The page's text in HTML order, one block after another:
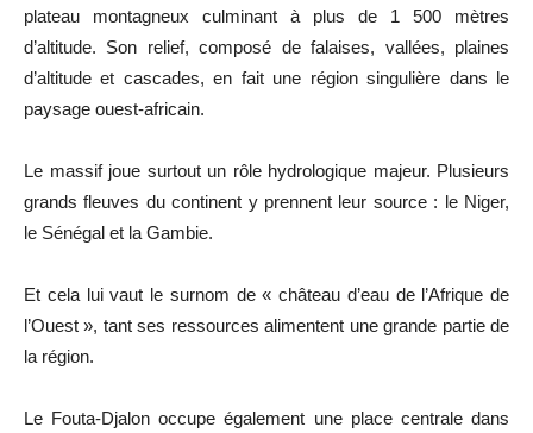
plateau montagneux culminant à plus de 1 500 mètres
d’altitude. Son relief, composé de falaises, vallées, plaines
d’altitude et cascades, en fait une région singulière dans le
paysage ouest-africain.
Le massif joue surtout un rôle hydrologique majeur. Plusieurs
grands fleuves du continent y prennent leur source : le Niger,
le Sénégal et la Gambie.
Et cela lui vaut le surnom de « château d’eau de l’Afrique de
l’Ouest », tant ses ressources alimentent une grande partie de
la région.
Le Fouta-Djalon occupe également une place centrale dans